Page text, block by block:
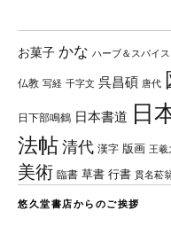
お菓子 かな ハーブ＆スパイス
仏教 写経 千字文 呉昌碩 唐代
日下部鳴鶴 日本書道 日
法帖清代 漢字 版画 王羲
美術 臨書 草書 行書 貫名菘
悠久堂書店からのご挨拶